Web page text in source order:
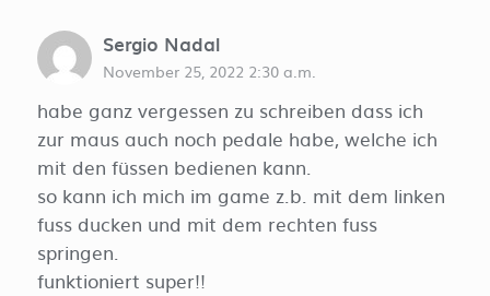
Sergio Nadal
November 25, 2022 2:30 a.m.
habe ganz vergessen zu schreiben dass ich
zur maus auch noch pedale habe, welche ich
mit den füssen bedienen kann.
so kann ich mich im game z.b. mit dem linken
fuss ducken und mit dem rechten fuss
springen.
funktioniert super!!